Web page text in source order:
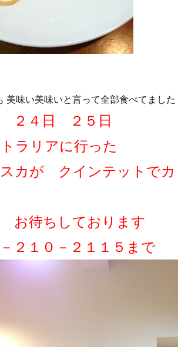
美味い美味いと言って全部食べてました
２４日 ２５日
ラリアに行った
カが クインテットでカ
お待ちしております
２１０－２１１５まで